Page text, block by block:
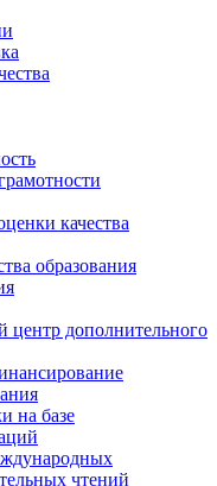
качества
образования
дополнительного
на базе
чтений